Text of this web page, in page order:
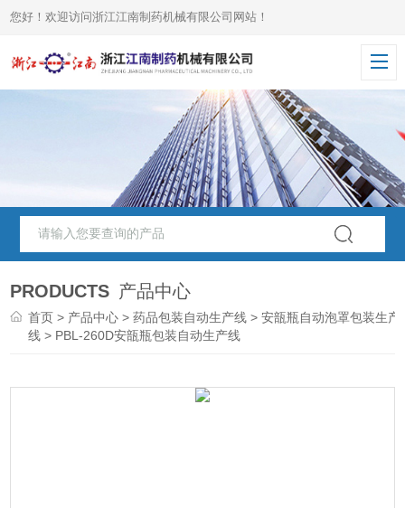
您好！欢迎访问浙江江南制药机械有限公司网站！
PRODUCTS 产品中心
首页 > 产品中心 >药品包装自动生产线 >安瓿瓶自动泡罩包装生产
线 > PBL-260D安瓿瓶包装自动生产线